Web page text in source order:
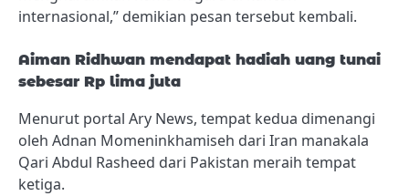
internasional,” demikian pesan tersebut kembali.
Aiman ​​​​Ridhwan mendapat hadiah uang tunai
sebesar Rp lima juta
Menurut portal Ary News, tempat kedua dimenangi
oleh Adnan Momeninkhamiseh dari Iran manakala
Qari Abdul Rasheed dari Pakistan meraih tempat
ketiga.